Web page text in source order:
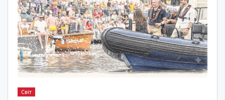
Світ